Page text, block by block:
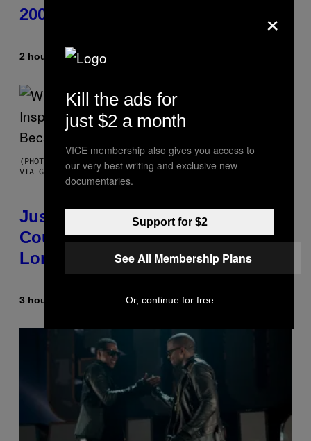
2000s You Definitely Forgot About
2 hours agoByHaley Miller
(PHOTO BY CHRISTOPHER POLK/NBCU PHOTO BANK/NBCUNIVERSAL
VIA GETTY IMAGES)
Justin Timberlake Released a
Country-Inspired Album in 2018
Long Before It Became a Trend
3 hours ago Caleb Catlin
×
Kill the ads for
just $2 a month
VICE membership also gives you access to
our very best writing and exclusive new
documentaries.
Support for $2
See All Membership Plans
Or, continue for free